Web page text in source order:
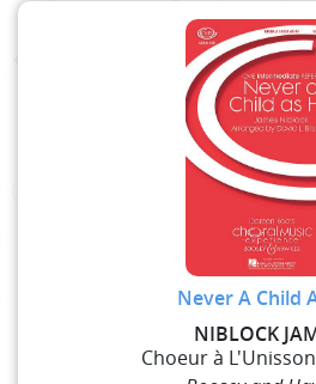
Never A Child
NIBLOCK
Choeur à